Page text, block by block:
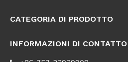
CATEGORIA DI PRODOTTO
INFORMAZIONI DI CONTATTO